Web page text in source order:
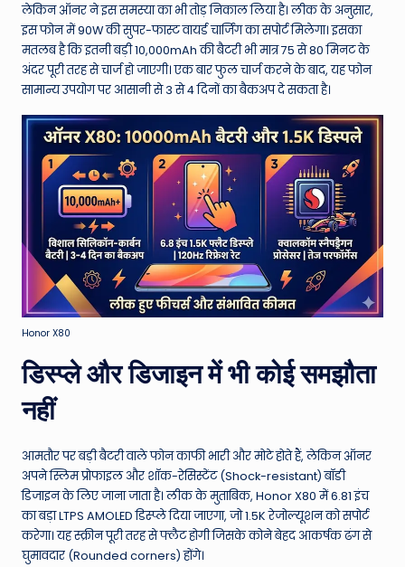
लेकिन ऑनर ने इस समस्या का भी तोड़ निकाल लिया है। लीक के अनुसार,
इस फोन में 90W की सुपर-फास्ट वायर्ड चार्जिंग का सपोर्ट मिलेगा। इसका
मतलब है कि इतनी बड़ी 10,000mAh की बैटरी भी मात्र 75 से 80 मिनट के
अंदर पूरी तरह से चार्ज हो जाएगी। एक बार फुल चार्ज करने के बाद, यह फोन
सामान्य उपयोग पर आसानी से 3 से 4 दिनों का बैकअप दे सकता है।
Honor X80
डिस्प्ले और डिजाइन में भी कोई समझौता
नहीं
आमतौर पर बड़ी बैटरी वाले फोन काफी भारी और मोटे होते हैं, लेकिन ऑनर
अपने स्लिम प्रोफाइल और शॉक-रेसिस्टेंट (Shock-resistant) बॉडी
डिजाइन के लिए जाना जाता है। लीक के मुताबिक, Honor X80 में 6.81 इंच
का बड़ा LTPS AMOLED डिस्प्ले दिया जाएगा, जो 1.5K रेजोल्यूशन को सपोर्ट
करेगा। यह स्क्रीन पूरी तरह से फ्लैट होगी जिसके कोने बेहद आकर्षक ढंग से
घुमावदार (Rounded corners) होंगे।